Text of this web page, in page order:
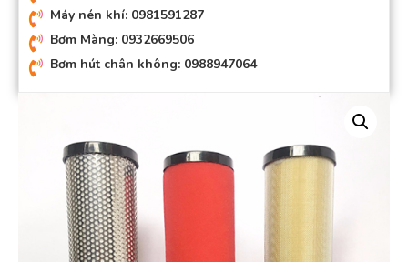
Máy nén khí: 0981591287
Bơm Màng: 0932669506
Bơm hút chân không: 0988947064